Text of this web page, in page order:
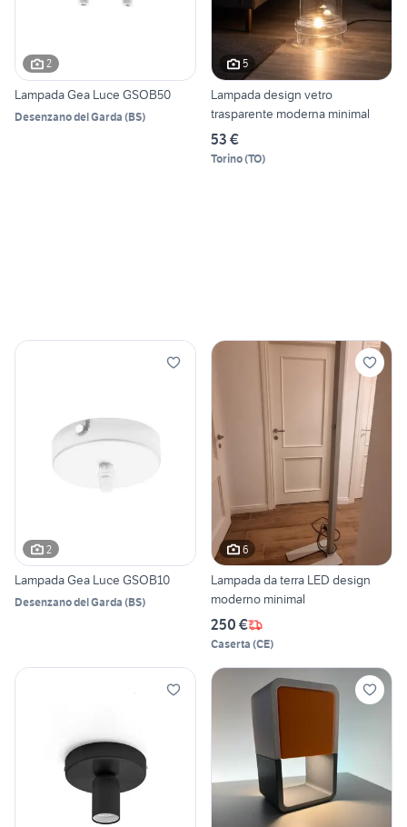
2
Lampada Gea Luce GSOB50
Desenzano del Garda (BS)
5
Lampada design vetro
trasparente moderna minimal
53 €
Torino(TO)
2
Lampada Gea Luce GSOB10
Desenzano del Garda (BS)
6
Lampada da terra LED design
moderno minimal
250 €
Caserta (CE)